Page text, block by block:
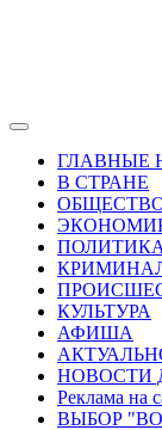
ГЛАВНЫЕ
В СТРАНЕ
ПОЛИТИКА
КУЛЬТУРА
АФИША
НОВОСТИ
Реклама на
ВЫБОР